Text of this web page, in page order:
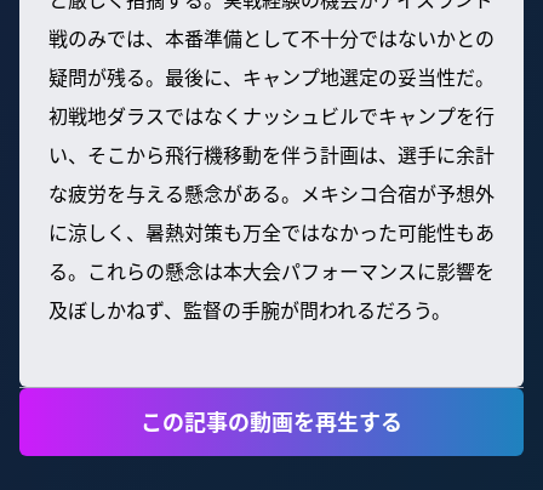
戦のみでは、本番準備として不十分ではないかとの
疑問が残る。最後に、キャンプ地選定の妥当性だ。
初戦地ダラスではなくナッシュビルでキャンプを行
い、そこから飛行機移動を伴う計画は、選手に余計
な疲労を与える懸念がある。メキシコ合宿が予想外
に涼しく、暑熱対策も万全ではなかった可能性もあ
る。これらの懸念は本大会パフォーマンスに影響を
及ぼしかねず、監督の手腕が問われるだろう。
この記事の動画を再生する